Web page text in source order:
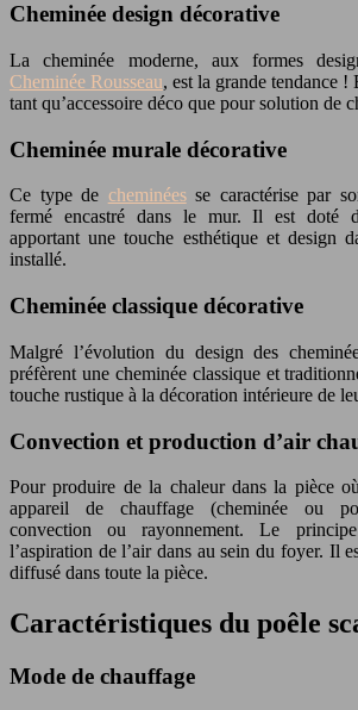
Cheminée design décorative
La cheminée moderne, aux formes
Cheminée Rousseau, est la grande tendance !
tant qu’accessoire déco que pour solution de
Cheminée murale décorative
Ce type de cheminéesse caractérise par
fermé encastré dans le mur. Il est doté
apportant une touche esthétique et design
installé.
Cheminée classique décorative
Malgré l’évolution du design des
préfèrent une cheminée classique et
touche rustique à la décoration intérieure de
Convection et production d’air
Pour produire de la chaleur dans la pièce
appareil de chauffage (cheminée ou
convection ou rayonnement. Le
l’aspiration de l’air dans au sein du foyer. Il
diffusé dans toute la pièce.
Caractéristiques du poêle
Mode de chauffage